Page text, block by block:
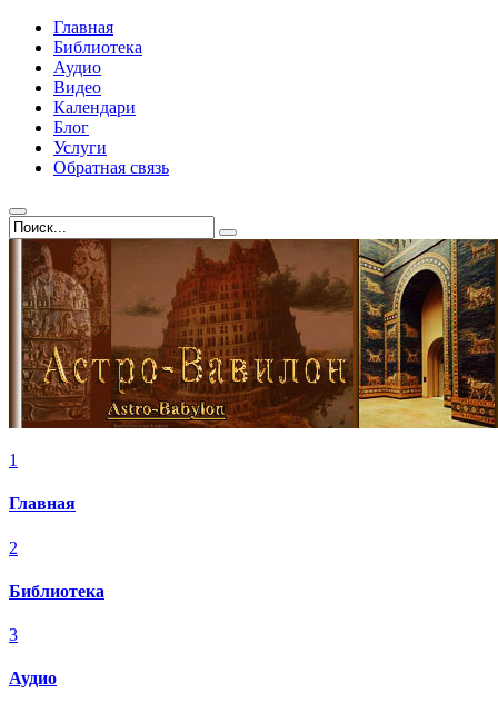
Главная
Библиотека
Аудио
Видео
Календари
Блог
Услуги
Обратная связь
1
Главная
2
Библиотека
3
Аудио